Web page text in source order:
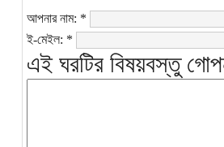
আপনার নাম: *
ই-মেইল: *
এই ঘরটির বিষয়বস্তু